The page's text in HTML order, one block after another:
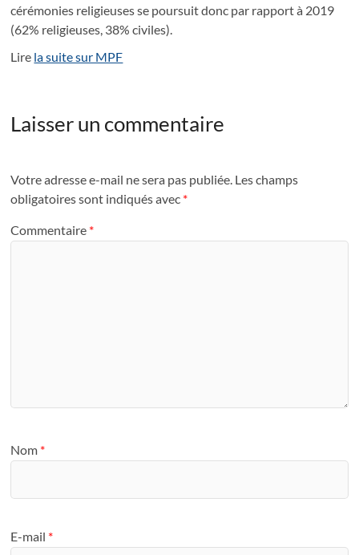
cérémonies religieuses se poursuit donc par rapport à 2019
(62% religieuses, 38% civiles).
Lire la suite sur MPF
Laisser un commentaire
Votre adresse e-mail ne sera pas publiée. Les champs
obligatoires sont indiqués avec *
Commentaire *
Nom *
E-mail *